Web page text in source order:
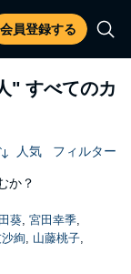
会員登録する
" すべてのカ
人気 フィルター
か？
葵, 宮田幸季,
絢, 山藤桃子,